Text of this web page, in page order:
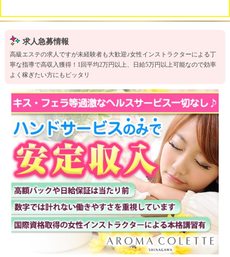
求人急募情報
高級エステの求人ですが未経験者も大歓迎♪女性インストラクターによる丁
寧な指導で高収入獲得！1回平均2万円以上、日給5万円以上可能なので効率
よく稼ぎたい方にもピッタリ